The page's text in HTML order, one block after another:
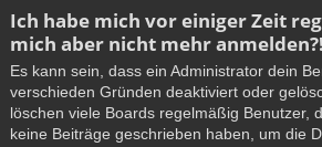
Ich habe mich vor einiger Zeit
mich aber nicht mehr anmelden?!
Es kann sein, dass ein Administrator dein
verschieden Gründen deaktiviert oder
löschen viele Boards regelmäßig Benutzer,
keine Beiträge geschrieben haben, um die